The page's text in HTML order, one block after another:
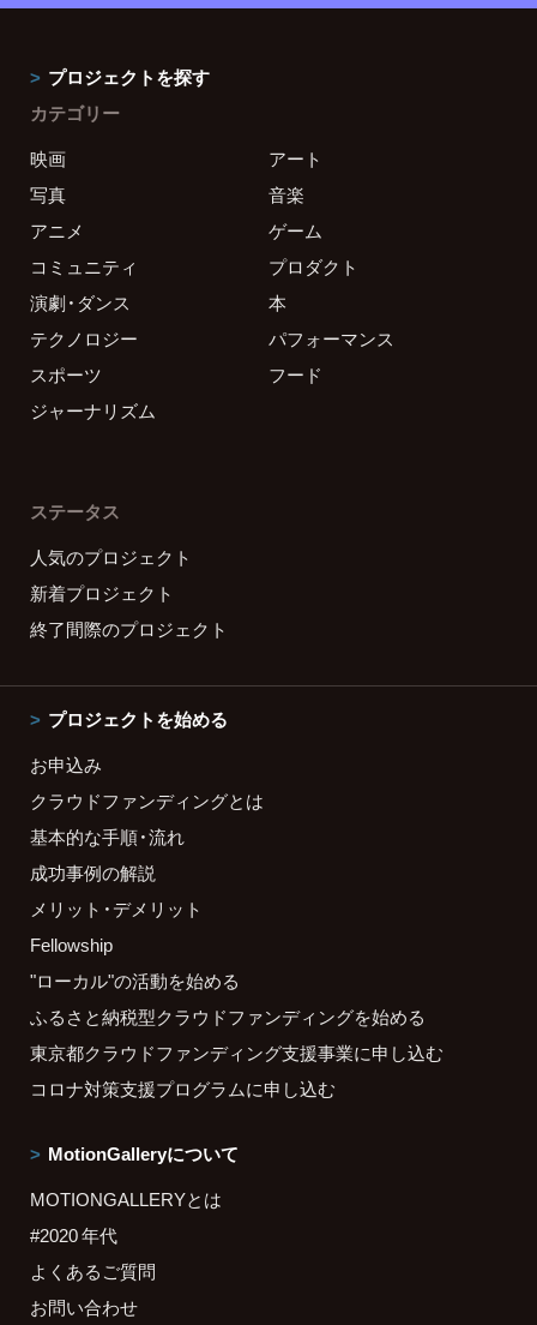
プロジェクトを探す
カテゴリー
映画
アート
写真
音楽
アニメ
ゲーム
コミュニティ
プロダクト
演劇・ダンス
本
テクノロジー
パフォーマンス
スポーツ
フード
ジャーナリズム
ステータス
人気のプロジェクト
新着プロジェクト
終了間際のプロジェクト
プロジェクトを始める
お申込み
クラウドファンディングとは
基本的な手順・流れ
成功事例の解説
メリット・デメリット
Fellowship
"ローカル"の活動を始める
ふるさと納税型クラウドファンディングを始める
東京都クラウドファンディング支援事業に申し込む
コロナ対策支援プログラムに申し込む
MotionGalleryについて
MOTIONGALLERYとは
#2020 年代
よくあるご質問
お問い合わせ